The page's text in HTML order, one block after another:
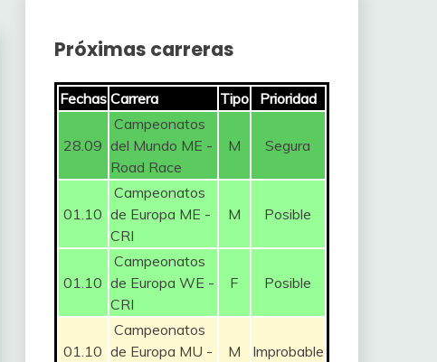
Próximas carreras
Fechas Carrera Tipo Prioridad
28.09
Campeonatos
del Mundo ME -
Road Race
M Segura
01.10
Campeonatos
de Europa ME -
CRI
M Posible
01.10
Campeonatos
de Europa WE -
CRI
F Posible
01.10
Campeonatos
de Europa MU -
M Improbable